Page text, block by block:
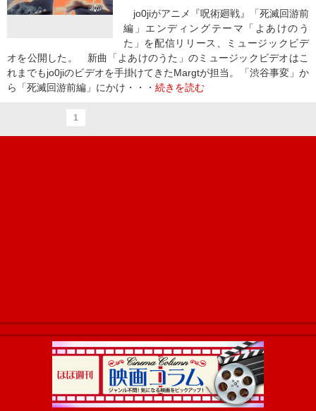
jo0jiがアニメ『呪術廻戦』「死滅回游前
編」エンディングテーマ「よあけのう
た」を配信リリース、ミュージックビデ
オを公開した。 新曲「よあけのうた」のミュージックビデオはこ
れまでもjo0jiのビデオを手掛けてきたMargtが担当。「渋谷事変」か
ら「死滅回游前編」にかけ・・・ 続きを読む
1